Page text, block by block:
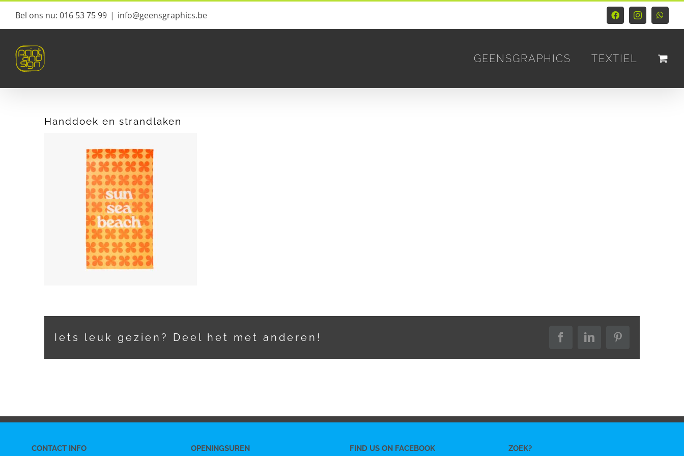
Ga
Bel ons nu: 016 53 75 99 | info@geensgraphics.be FacebookInstagram
GEENSGRAPHICS TEXTIEL
Handdoek en strandlaken
Iets leuk gezien? Deel het met anderen! FacebookLinkedInPinterest
CONTACT INFO OPENINGSUREN FIND US ON FACEBOOK ZOEK?